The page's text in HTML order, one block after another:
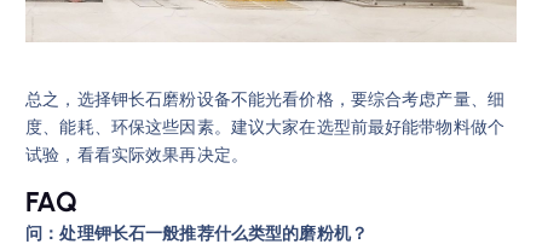
总之，选择钾长石磨粉设备不能光看价格，要综合考虑产量、细
度、能耗、环保这些因素。建议大家在选型前最好能带物料做个
试验，看看实际效果再决定。
FAQ
问：处理钾长石一般推荐什么类型的磨粉机？